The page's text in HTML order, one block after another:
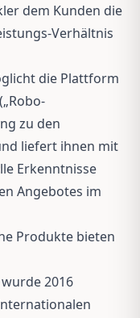
dem Kunden die
Verhältnis
die Plattform
zu den
liefert ihnen mit
Erkenntnisse
Angebotes im
Produkte bieten
2016